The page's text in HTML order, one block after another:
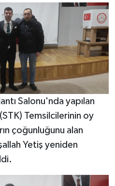
Salonu'nda yapılan
Temsilcilerinin oy
çoğunluğunu alan
Yetiş yeniden